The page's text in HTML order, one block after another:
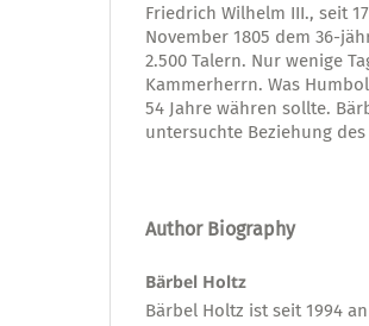
Friedrich Wilhelm III., seit
November 1805 dem 36-
2.500 Talern. Nur wenige
Kammerherrn. Was
54 Jahre währen sollte.
untersuchte Beziehung
Author Biography
Bärbel Holtz
Bärbel Holtz ist seit 1994